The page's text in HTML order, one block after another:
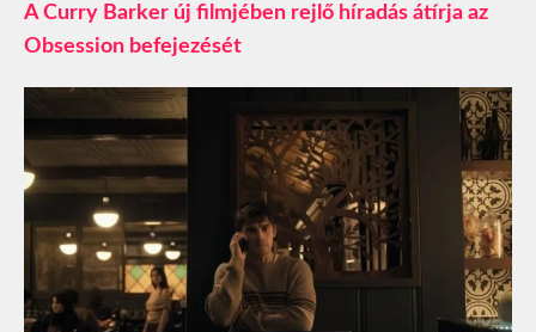
A Curry Barker új filmjében rejlő híradás átírja az
Obsession befejezését